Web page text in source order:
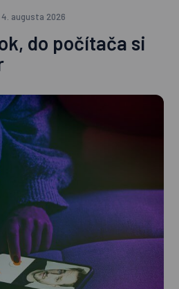
4. augusta 2026
do počítača si